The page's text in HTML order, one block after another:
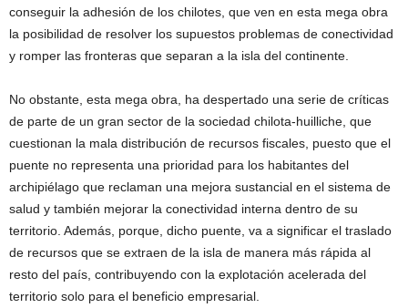
conseguir la adhesión de los chilotes, que ven en esta mega obra
la posibilidad de resolver los supuestos problemas de conectividad
y romper las fronteras que separan a la isla del continente.
No obstante, esta mega obra, ha despertado una serie de críticas
de parte de un gran sector de la sociedad chilota-huilliche, que
cuestionan la mala distribución de recursos fiscales, puesto que el
puente no representa una prioridad para los habitantes del
archipiélago que reclaman una mejora sustancial en el sistema de
salud y también mejorar la conectividad interna dentro de su
territorio. Además, porque, dicho puente, va a significar el traslado
de recursos que se extraen de la isla de manera más rápida al
resto del país, contribuyendo con la explotación acelerada del
territorio solo para el beneficio empresarial.